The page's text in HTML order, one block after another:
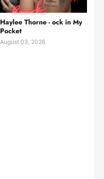
Haylee Thorne - ock in My
Pocket
August 03, 2026